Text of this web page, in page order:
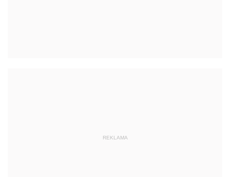
REKLAMA